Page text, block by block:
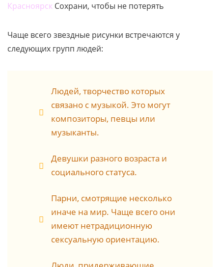
Красноярск Сохрани, чтобы не потерять
Чаще всего звездные рисунки встречаются у
следующих групп людей:
Людей, творчество которых
связано с музыкой. Это могут
композиторы, певцы или
музыканты.
Девушки разного возраста и
социального статуса.
Парни, смотрящие несколько
иначе на мир. Чаще всего они
имеют нетрадиционную
сексуальную ориентацию.